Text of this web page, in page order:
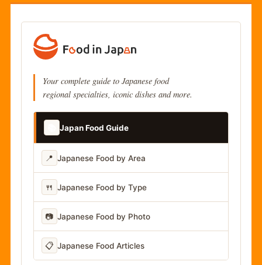
Your complete guide to Japanese food
regional specialties, iconic dishes and more.
Japan Food Guide
📍 Japanese Food by Area
🍴 Japanese Food by Type
📷 Japanese Food by Photo
📋 Japanese Food Articles